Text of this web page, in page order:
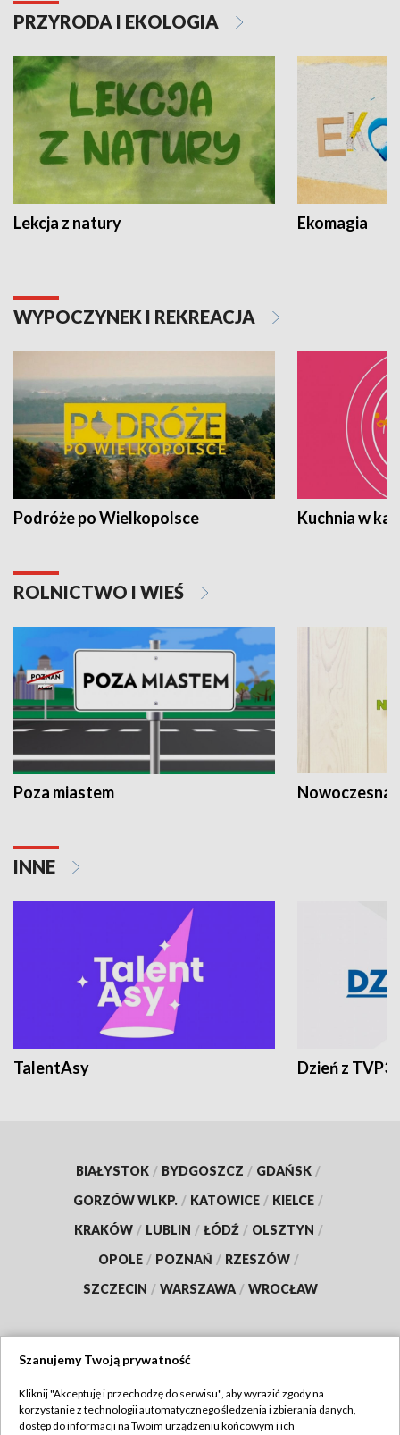
PRZYRODA I EKOLOGIA
Lekcja z natury Ekomagia
WYPOCZYNEK I REKREACJA
Podróże po Wielkopolsce Kuchnia w
ROLNICTWO I WIEŚ
Poza miastem Nowoczesna
INNE
TalentAsy Dzień z TVP3
BIAŁYSTOK / BYDGOSZCZ / GDAŃSK /
GORZÓW WLKP. / KATOWICE / KIELCE /
KRAKÓW / LUBLIN / ŁÓDŹ / OLSZTYN /
OPOLE / POZNAŃ / RZESZÓW /
SZCZECIN / WARSZAWA / WROCŁAW
TVP
Szanujemy Twoją prywatność
Kliknij "Akceptuję i przechodzę do serwisu", aby wyrazić zgody na
korzystanie z technologii automatycznego śledzenia i zbierania danych,
dostęp do informacji na Twoim urządzeniu końcowym i ich